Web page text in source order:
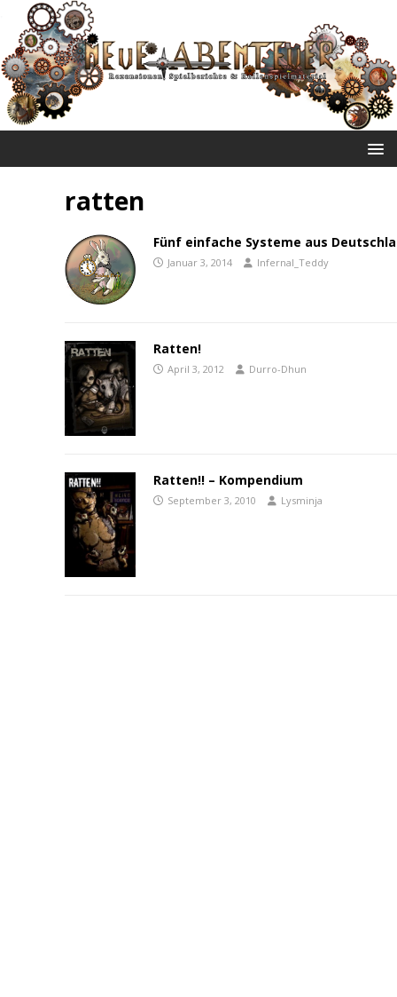
ratten
Fünf einfache Systeme aus
Januar 3, 2014 Infernal_Teddy
Ratten!
April 3, 2012 Durro-Dhun
Ratten!! – Kompendium
September 3, 2010 Lysminja